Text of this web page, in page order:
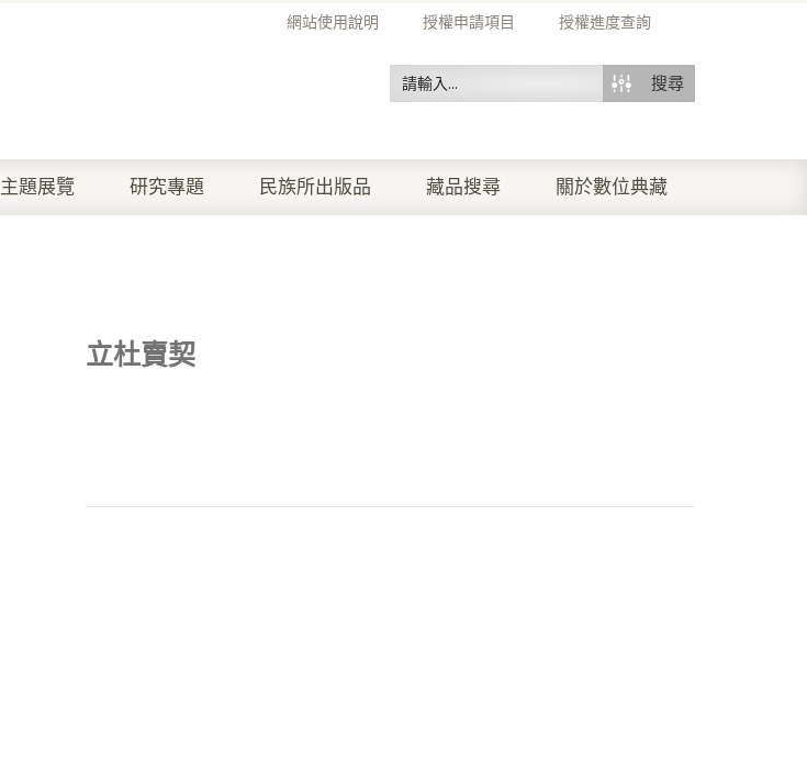
網站使用說明 授權申請項目 授權進度查詢
搜尋
主題展覽 研究專題 民族所出版品 藏品搜尋 關於數位典藏
立杜賣契